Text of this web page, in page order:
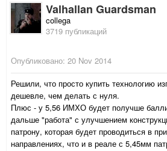
Valhallan Guardsman
collega
3719 публикаций
Опубликовано: 20 Nov 2014
Решили, что просто купить технологию
дешевле, чем делать с нуля.
Плюс - у 5,56 ИМХО будет получше
дальше "работа" с улучшением
патрону, которая будет проводиться в
направлениях, что и в реале с 5,45мм